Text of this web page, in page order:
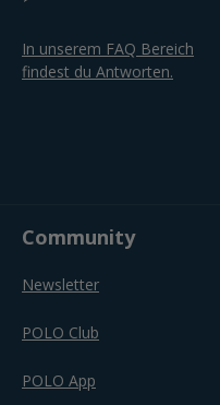
In unserem FAQ Bereich
findest du Antworten.
Community
Newsletter
POLO Club
POLO App